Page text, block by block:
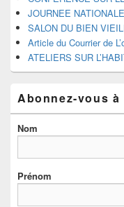
JOURNEE
SALON DU BIEN
Article du Courrier de
ATELIERS SUR
Abonnez-vous
Nom
Prénom